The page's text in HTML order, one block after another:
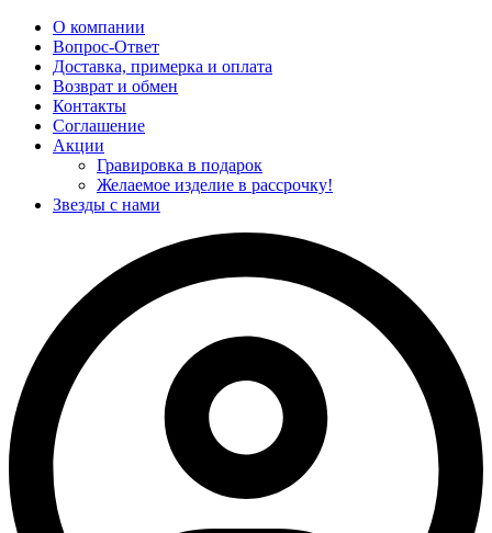
О компании
Вопрос-Ответ
Доставка, примерка и оплата
Возврат и обмен
Контакты
Соглашение
Акции
Гравировка в подарок
Желаемое изделие в рассрочку!
Звезды с нами